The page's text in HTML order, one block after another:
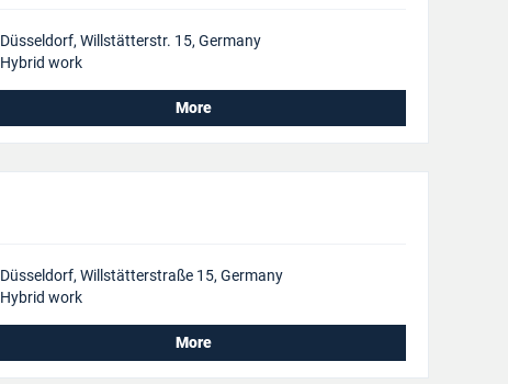
Düsseldorf, Willstätterstr. 15, Germany
Hybrid work
More
Düsseldorf, Willstätterstraße 15, Germany
Hybrid work
More